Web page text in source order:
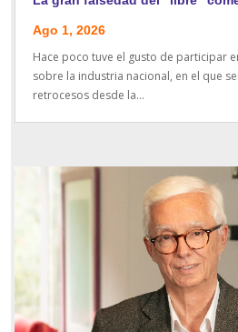
Ago 1, 2026
Hace poco tuve el gusto de participar
sobre la industria nacional, en el que
retrocesos desde la...